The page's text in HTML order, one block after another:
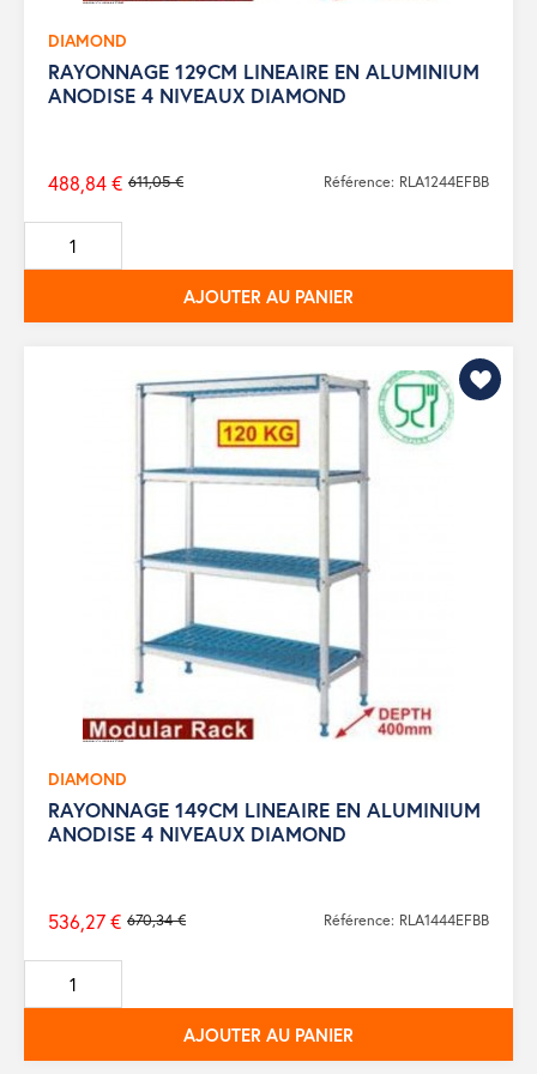
DIAMOND
RAYONNAGE 129CM LINEAIRE EN ALUMINIUM
ANODISE 4 NIVEAUX DIAMOND
Prix
de
base
611,05 €
488,84 € Référence: RLA1244EFBB
AJOUTER AU PANIER
DIAMOND
RAYONNAGE 149CM LINEAIRE EN ALUMINIUM
ANODISE 4 NIVEAUX DIAMOND
Prix
de
base
670,34 €
536,27 € Référence: RLA1444EFBB
AJOUTER AU PANIER